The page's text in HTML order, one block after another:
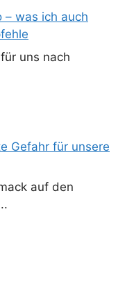
– was ich auch
uns nach
Gefahr für unsere
auf den